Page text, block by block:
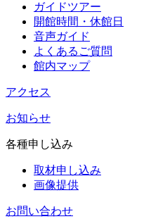
ガイドツアー
開館時間・休館日
音声ガイド
よくあるご質問
館内マップ
アクセス
お知らせ
各種申し込み
取材申し込み
画像提供
お問い合わせ